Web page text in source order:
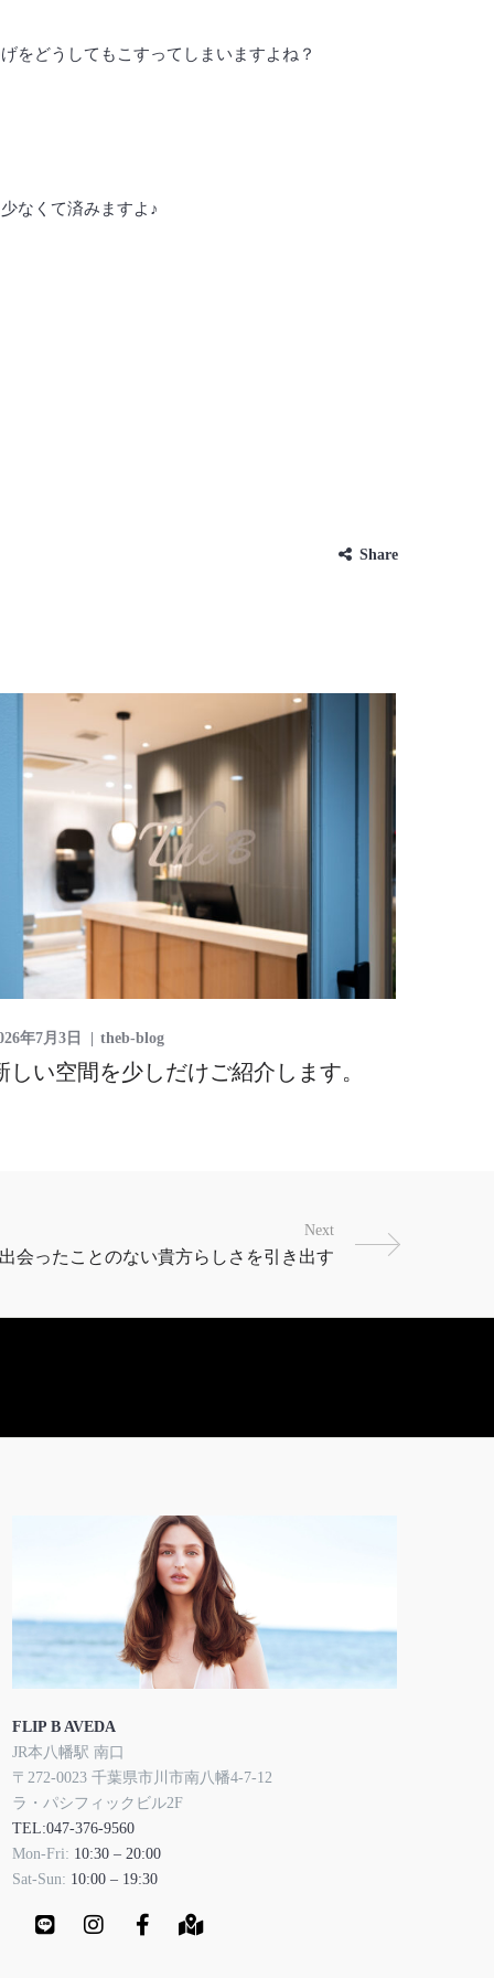
をどうしてもこすってしまいますよね？
なくて済みますよ♪
Share
年7月3日 theb-blog
しい空間を少しだけご紹介します。
Next
FLIP B AVEDA
JR本八幡駅 南口
〒272-0023 千葉県市川市南八幡4-7-12
ラ・パシフィックビル2F
TEL:047-376-9560
Mon-Fri: 10:30 – 20:00
Sat-Sun: 10:00 – 19:30